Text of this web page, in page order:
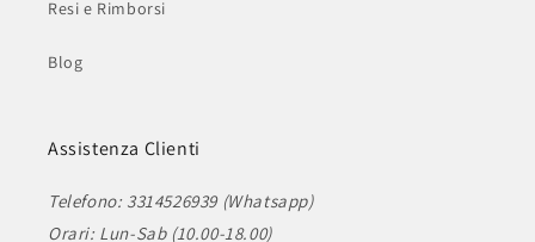
Resi e Rimborsi
Blog
Assistenza Clienti
Telefono: 3314526939 (Whatsapp)
Orari: Lun-Sab (10.00-18.00)